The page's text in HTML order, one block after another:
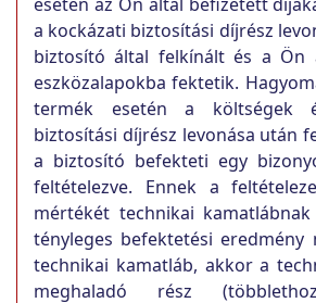
a kockázati biztosítási díjrész
biztosító által felkínált és a Ön
eszközalapokba fektetik.
termék esetén a költségek
biztosítási díjrész levonása után
a biztosító befekteti egy
feltételezve. Ennek a
mértékét technikai
tényleges befektetési eredmény
technikai kamatláb, akkor a
meghaladó rész